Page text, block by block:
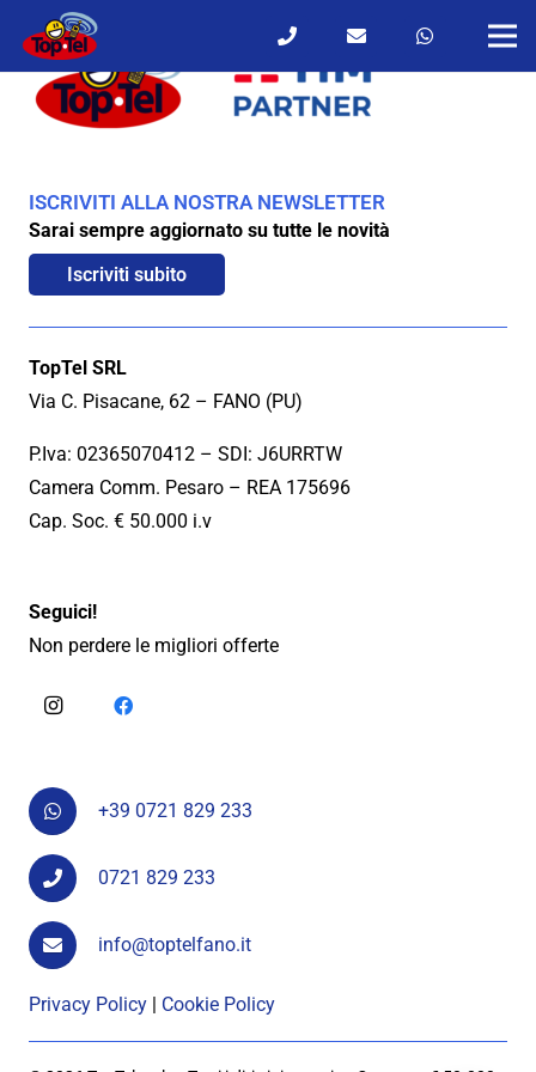
ISCRIVITI ALLA NOSTRA NEWSLETTER
Sarai sempre aggiornato su tutte le novità
Iscriviti subito
TopTel SRL
Via C. Pisacane, 62 – FANO (PU)
P.Iva: 02365070412 – SDI: J6URRTW
Camera Comm. Pesaro – REA 175696
Cap. Soc. € 50.000 i.v
Seguici!
Non perdere le migliori offerte
+39 0721 829 233
0721 829 233
info@toptelfano.it
Privacy Policy | Cookie Policy